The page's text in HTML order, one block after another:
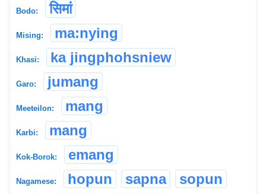
Bodo: सिमां
Mising: ma:nying
Khasi: ka jingphohsniew
Garo: jumang
Meeteilon: mang
Karbi: mang
Kok-Borok: emang
Nagamese: hopun sapna sopun